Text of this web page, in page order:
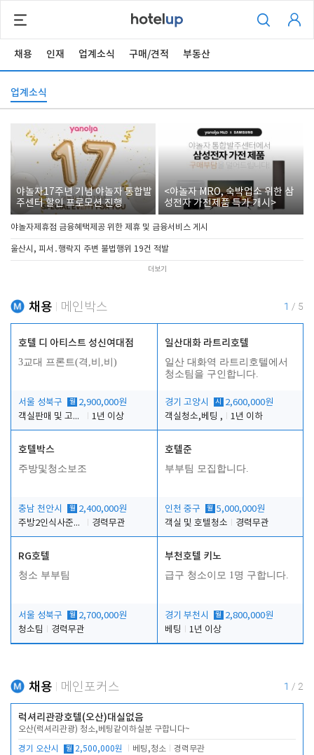
채용 인재 업계소식 구매/견적 부동산
업계소식
야놀자17주년 기념 야놀자 통합발
주센터 할인 프로모션 진행
<야놀자 MRO, 숙박업소 위한 삼
성전자 가전제품 특가 개시>
야놀자제휴점 금융혜택제공 위한 제휴 및 금융서비스 게시
울산시, 피서․행락지 주변 불법행위 19건 적발
더보기
채용 메인박스 1 / 5
호텔 디 아티스트 성신여대점
3교대 프론트(격,비,비)
서울 성북구 월 2,900,000원
객실판매 및 고객응대
1년 이상
일산대화 라트리호텔
일산 대화역 라트리호텔에서
청소팀을 구인합니다.
경기 고양시 시
2,600,000원
객실청소,베팅 ,
1년 이하
호텔박스
주방및청소보조
충남 천안시 월 2,400,000원
주방2인식사준비및청소린렌보조
경력무관
호텔준
부부팀 모집합니다.
인천 중구 월 5,000,000원
객실 및 호텔청소
경력무관
RG호텔
청소 부부팀
서울 성북구 월 2,700,000원
청소팀
경력무관
부천호텔 키노
급구 청소이모 1명 구합니다.
경기 부천시 월 2,800,000원
베팅
1년 이상
채용 메인포커스 1 / 2
럭셔리관광호텔(오산)대실없음
오산(럭셔리관광) 청소,베팅같이하실분 구합니다~
경기 오산시 월 2,500,000원 베팅,청소 경력무관